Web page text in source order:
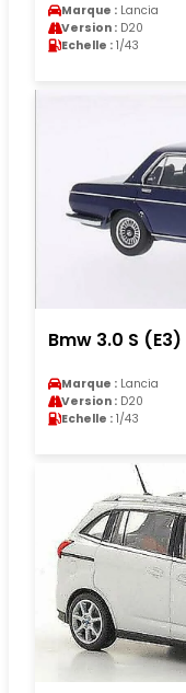
Marque : Lancia
Version : D20
Echelle : 1/43
Bmw 3.0 S
Marque : Lancia
Version : D20
Echelle : 1/43